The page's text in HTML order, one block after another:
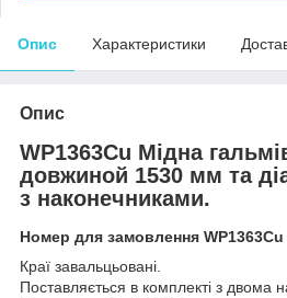
Опис Характеристики
Опис
WP1363Cu Мідна
довжиной 1530 мм та
з наконечниками.
Номер для замовлення WP1363Cu
Краї завальцьовані.
Поставляється в комплекті з двома